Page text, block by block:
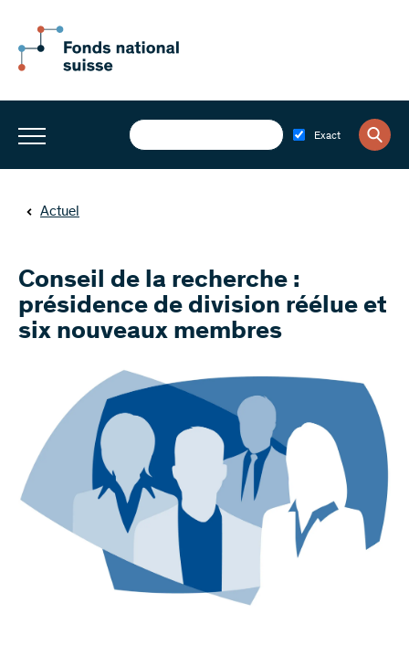
Exact
Actuel
Conseil de la recherche :
présidence de division réélue et
six nouveaux membres